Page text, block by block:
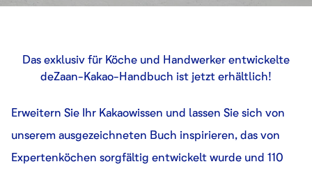
Das exklusiv für Köche und Handwerker entwickelte
deZaan-Kakao-Handbuch ist jetzt erhältlich!
Erweitern Sie Ihr Kakaowissen und lassen Sie sich von
unserem ausgezeichneten Buch inspirieren, das von
Expertenköchen sorgfältig entwickelt wurde und 110